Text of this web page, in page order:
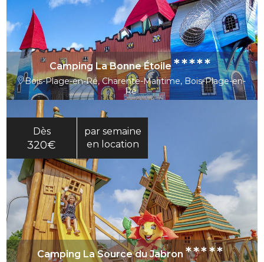
Camping La Bonne Étoile*****
Bois-Plage-en-Ré, Charente-Maritime, Bois-Plage-en-
Ré
Dès
320€
par semaine
en location
Camping La Source du Jabron *****